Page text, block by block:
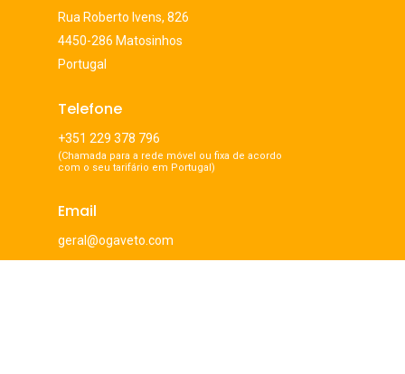
Rua Roberto Ivens, 826
4450-286 Matosinhos
Portugal
Telefone
+351 229 378 796
(Chamada para a rede móvel ou fixa de acordo
com o seu tarifário em Portugal)
Email
geral@ogaveto.com